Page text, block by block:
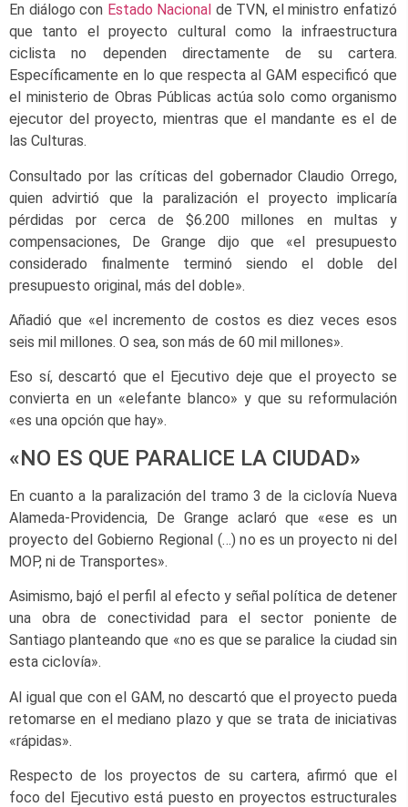
En diálogo con Estado Nacional de TVN, el ministro enfatizó
que tanto el proyecto cultural como la infraestructura
ciclista no dependen directamente de su cartera.
Específicamente en lo que respecta al GAM especificó que
el ministerio de Obras Públicas actúa solo como organismo
ejecutor del proyecto, mientras que el mandante es el de
las Culturas.
Consultado por las críticas del gobernador Claudio Orrego,
quien advirtió que la paralización el proyecto implicaría
pérdidas por cerca de $6.200 millones en multas y
compensaciones, De Grange dijo que «el presupuesto
considerado finalmente terminó siendo el doble del
presupuesto original, más del doble».
Añadió que «el incremento de costos es diez veces esos
seis mil millones. O sea, son más de 60 mil millones».
Eso sí, descartó que el Ejecutivo deje que el proyecto se
convierta en un «elefante blanco» y que su reformulación
«es una opción que hay».
«NO ES QUE PARALICE LA CIUDAD»
En cuanto a la paralización del tramo 3 de la ciclovía Nueva
Alameda-Providencia, De Grange aclaró que «ese es un
proyecto del Gobierno Regional (…) no es un proyecto ni del
MOP, ni de Transportes».
Asimismo, bajó el perfil al efecto y señal política de detener
una obra de conectividad para el sector poniente de
Santiago planteando que «no es que se paralice la ciudad sin
esta ciclovía».
Al igual que con el GAM, no descartó que el proyecto pueda
retomarse en el mediano plazo y que se trata de iniciativas
«rápidas».
Respecto de los proyectos de su cartera, afirmó que el
foco del Ejecutivo está puesto en proyectos estructurales